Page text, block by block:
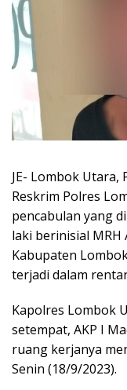
JE- Lombok
Reskrim Polres
pencabulan yang
laki berinisial MRH
Kabupaten
terjadi dalam
Kapolres Lombok
setempat, AKP I
ruang kerjanya
Senin (18/9/2023).